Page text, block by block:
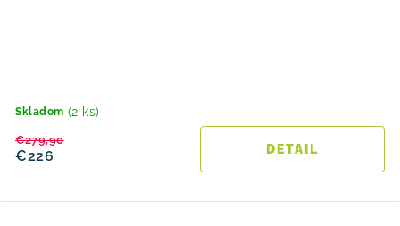
Skladom (2 ks)
€226
€279,90
DETAIL